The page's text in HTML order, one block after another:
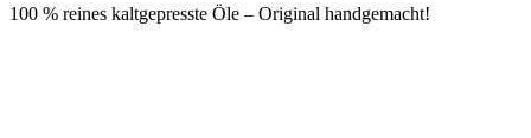
100 % reines kaltgepresste Öle – Original handgemacht!